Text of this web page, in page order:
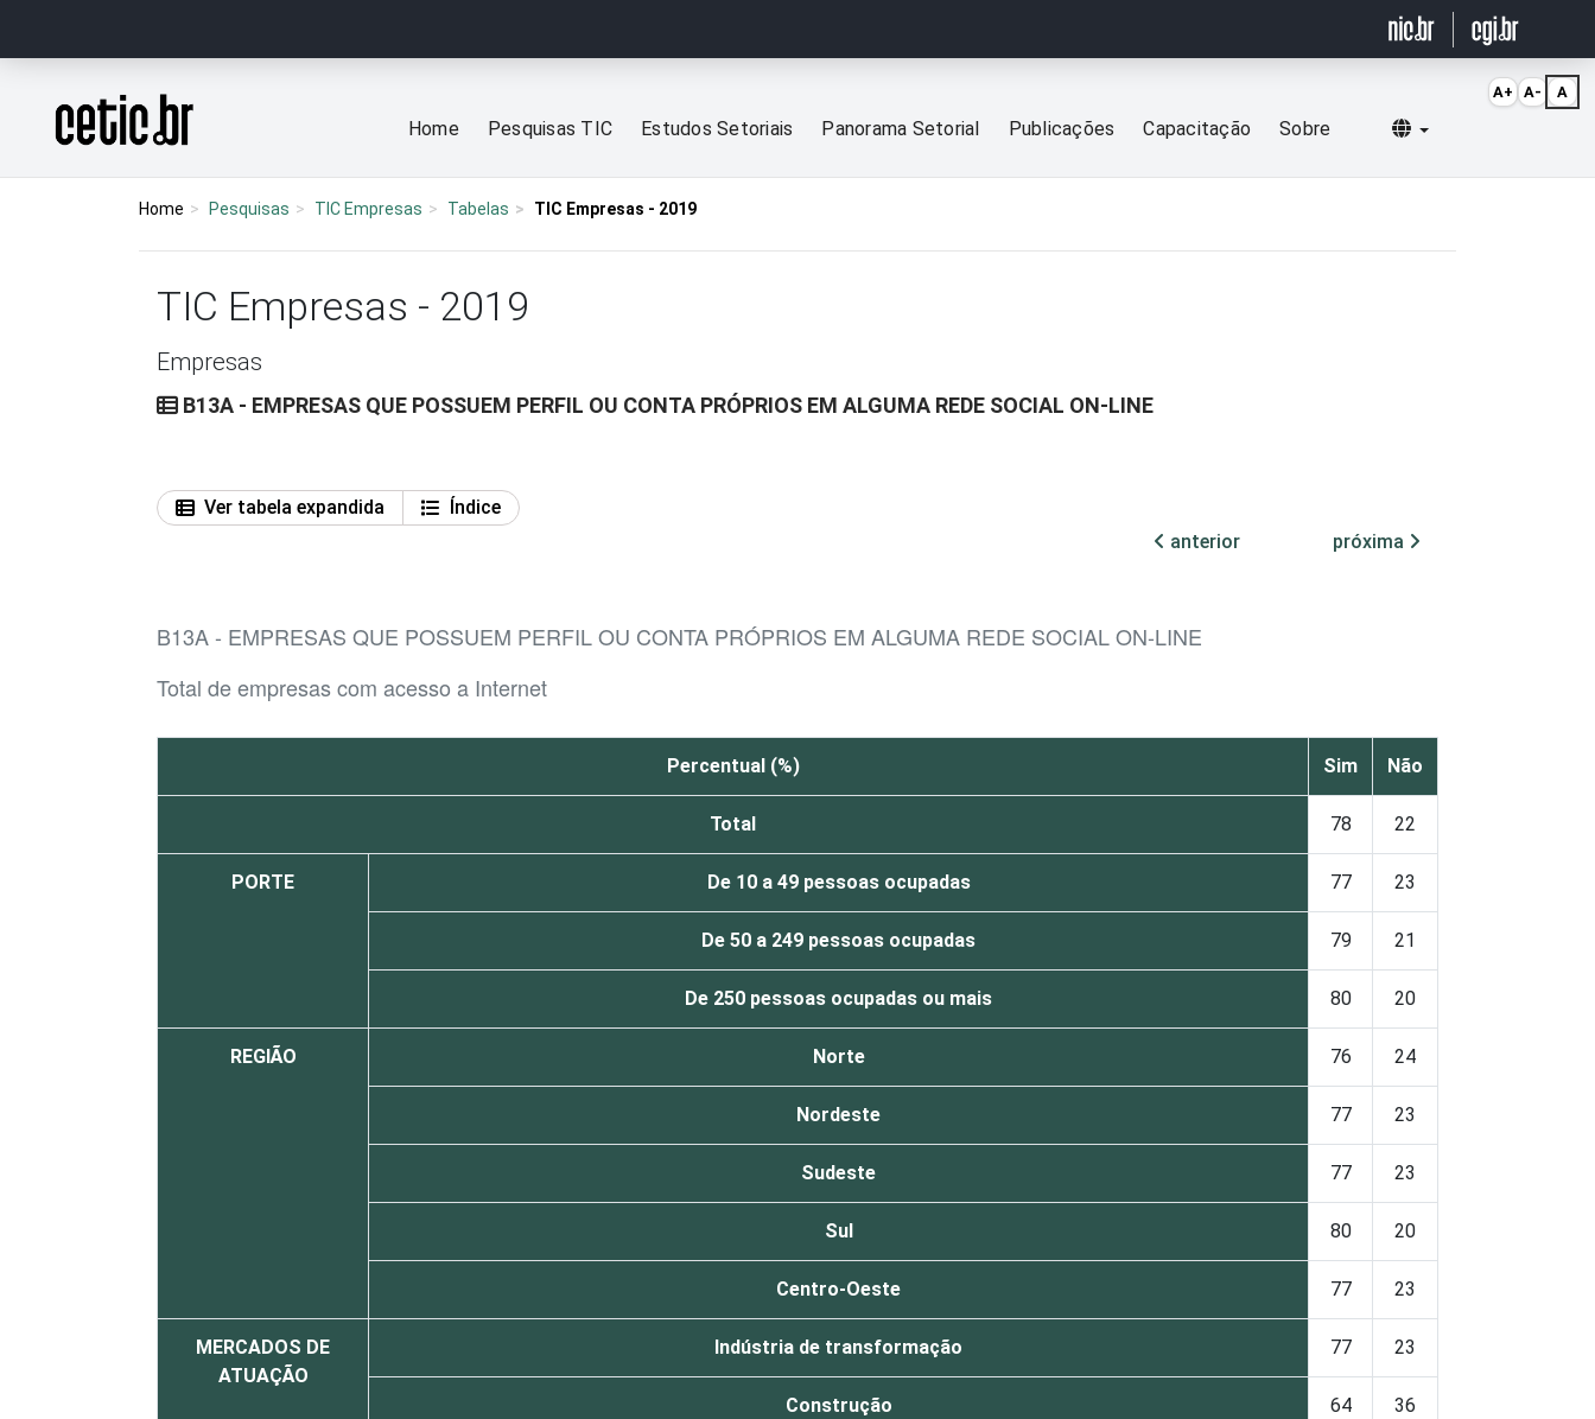
Página inicial
Home Pesquisas TIC Estudos Setoriais Panorama Setorial Publicações Capacitação Sobre Selecionar idioma
Home Pesquisas TIC Empresas Tabelas TIC Empresas - 2019
TIC Empresas - 2019
Empresas
B13A - EMPRESAS QUE POSSUEM PERFIL OU CONTA PRÓPRIOS EM ALGUMA REDE SOCIAL ON-LINE
Ver tabela expandida
Índice
anterior
próxima
B13A - EMPRESAS QUE POSSUEM PERFIL OU CONTA PRÓPRIOS EM ALGUMA REDE SOCIAL ON-LINE
Total de empresas com acesso a Internet
Percentual (%) Sim Não
Total 78 22
PORTE De 10 a 49 pessoas ocupadas 77 23
De 50 a 249 pessoas ocupadas 79 21
De 250 pessoas ocupadas ou mais 80 20
REGIÃO Norte 76 24
Nordeste 77 23
Sudeste 77 23
Sul 80 20
Centro-Oeste 77 23
MERCADOS DE
ATUAÇÃO
Indústria de transformação 77 23
Construção 64 36
A+ A- A